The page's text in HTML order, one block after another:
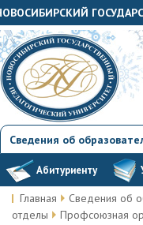
Сведения об
Абитуриенту
Главная Сведения об
отделы
Профсоюзная